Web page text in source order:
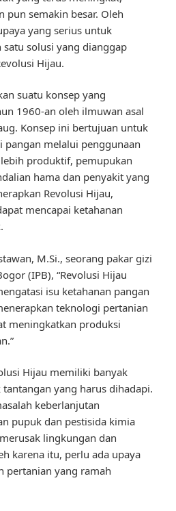
pun semakin besar. Oleh
yang serius untuk
satu solusi yang dianggap
Hijau.
suatu konsep yang
1960-an oleh ilmuwan asal
Konsep ini bertujuan untuk
melalui penggunaan
produktif, pemupukan
hama dan penyakit yang
Revolusi Hijau,
mencapai ketahanan
M.Si., seorang pakar gizi
(IPB), “Revolusi Hijau
isu ketahanan pangan
teknologi pertanian
meningkatkan produksi
Hijau memiliki banyak
yang harus dihadapi.
keberlanjutan
pupuk dan pestisida kimia
lingkungan dan
karena itu, perlu ada upaya
pertanian yang ramah